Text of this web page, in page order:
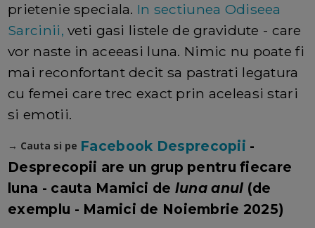
prietenie speciala. In sectiunea Odiseea
Sarcinii, veti gasi listele de gravidute - care
vor naste in aceeasi luna. Nimic nu poate fi
mai reconfortant decit sa pastrati legatura
cu femei care trec exact prin aceleasi stari
si emotii.
→ Cauta si pe Facebook Desprecopii -
Desprecopii are un grup pentru fiecare
luna - cauta Mamici de luna anul (de
exemplu - Mamici de Noiembrie 2025)